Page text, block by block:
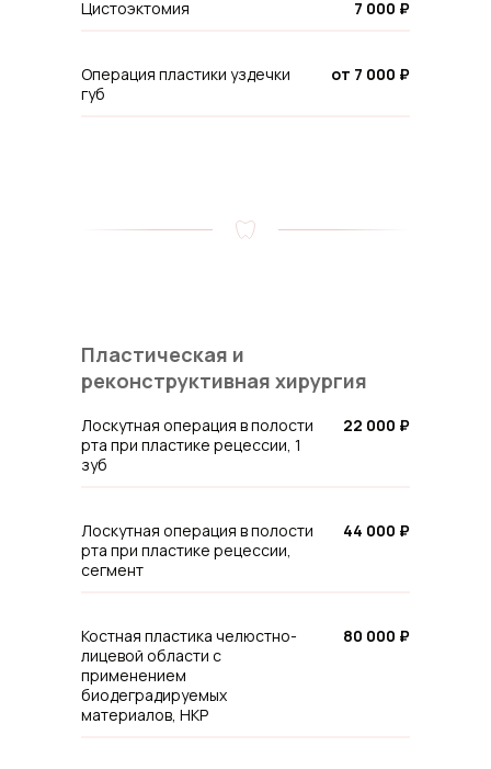
Цистоэктомия 7 000 ₽
Операция пластики уздечки
губ
от 7 000 ₽
Пластическая и
реконструктивная хирургия
Лоскутная операция в полости
рта при пластике рецессии, 1
зуб
22 000 ₽
Лоскутная операция в полости
рта при пластике рецессии,
сегмент
44 000 ₽
Костная пластика челюстно-
лицевой области с
применением
биодеградируемых
материалов, НКР
80 000 ₽